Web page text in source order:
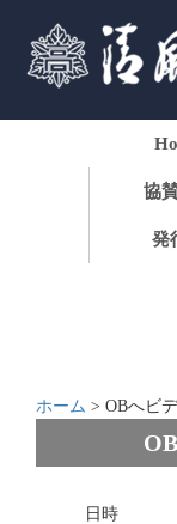
協
発
ホーム > OBへビ
日時